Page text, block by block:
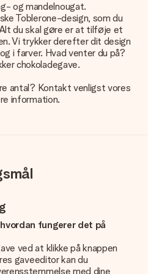
og mandelnougat.
Toblerone-design, som du
du skal gøre er at tilføje et
Vi trykker derefter dit design
i farver. Hvad venter du på?
chokoladegave.
antal? Kontakt venligst vores
information.
fungerer det på
ved at klikke på knappen
gaveeditor kan du
med dine